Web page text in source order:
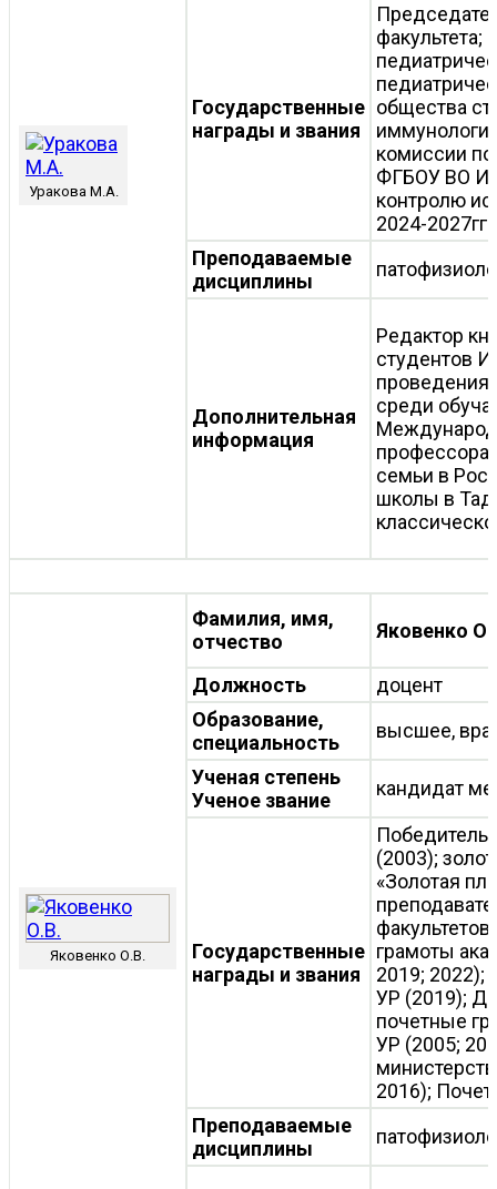
Уракова М.А.
Государственные
награды и звания
общества
комиссии
ФГБОУ ВО
контролю
2024-2027гг.
Преподаваемые
дисциплины
Дополнительная
информация
Редактор
студентов
проведения
среди
профессора
семьи в
школы в
Яковенко О.В.
Фамилия, имя,
отчество
Яковенко
Должность
доцент
Образование,
специальность
высшее,
Ученая степень
Ученое звание
кандидат
Государственные
награды и звания
(2003);
«Золотая
грамоты
2019; 2022);
УР (2019);
почетные
УР (2005;
2016);
Преподаваемые
дисциплины